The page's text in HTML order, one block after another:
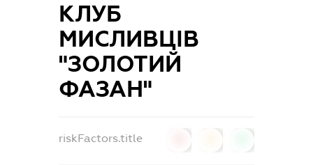
КЛУБ
МИСЛИВЦІВ
"ЗОЛОТИЙ
ФАЗАН"
riskFactors.title